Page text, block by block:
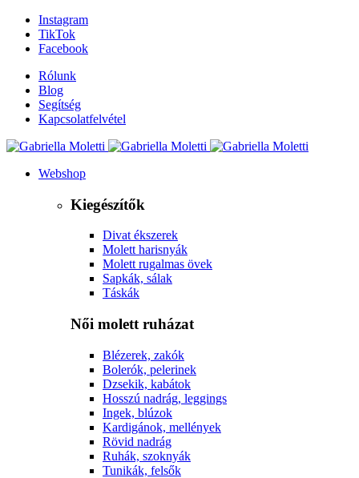
Instagram
TikTok
Facebook
Rólunk
Blog
Segítség
Kapcsolatfelvétel
Webshop
Kiegészítők
Divat ékszerek
Molett harisnyák
Molett rugalmas övek
Sapkák, sálak
Táskák
Női molett ruházat
Blézerek, zakók
Bolerók, pelerinek
Dzsekik, kabátok
Hosszú nadrág, leggings
Ingek, blúzok
Kardigánok, mellények
Rövid nadrág
Ruhák, szoknyák
Tunikák, felsők